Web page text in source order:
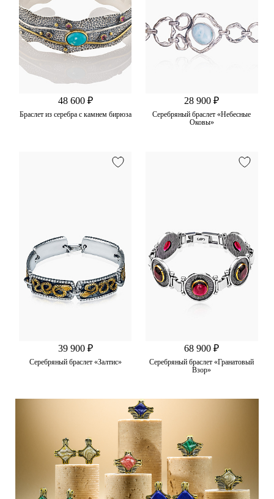
48 600 ₽
Браслет из серебра с камнем бирюза
28 900 ₽
Серебряный браслет «Небесные
Оковы»
39 900 ₽
Серебряный браслет «Залтис»
68 900 ₽
Серебряный браслет «Гранатовый
Взор»